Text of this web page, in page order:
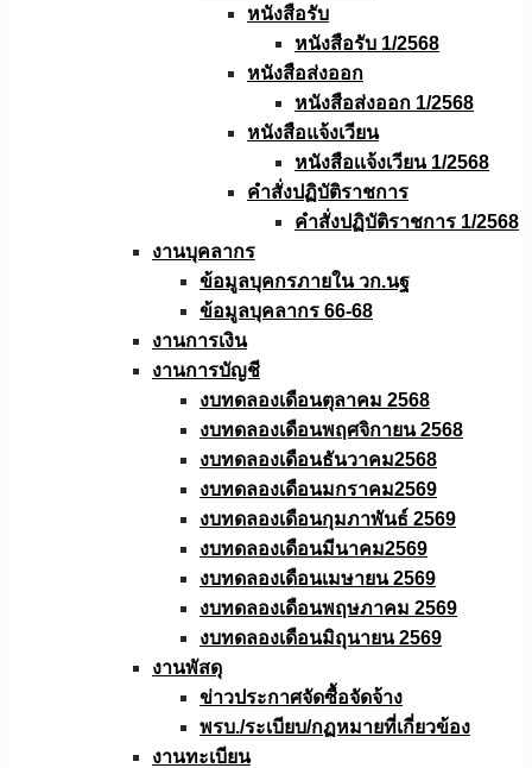
หนังสือรับ
หนังสือรับ 1/2568
หนังสือส่งออก
หนังสือส่งออก 1/2568
หนังสือแจ้งเวียน
หนังสือเเจ้งเวียน 1/2568
คำสั่งปฏิบัติราชการ
คำสั่งปฏิบัติราชการ 1/2568
งานบุคลากร
ข้อมูลบุคกรภายใน วก.นฐ
ข้อมูลบุคลากร 66-68
งานการเงิน
งานการบัญชี
งบทดลองเดือนตุลาคม 2568
งบทดลองเดือนพฤศจิกายน 2568
งบทดลองเดือนธันวาคม2568
งบทดลองเดือนมกราคม2569
งบทดลองเดือนกุมภาพันธ์ 2569
งบทดลองเดือนมีนาคม2569
งบทดลองเดือนเมษายน 2569
งบทดลองเดือนพฤษภาคม 2569
งบทดลองเดือนมิถุนายน 2569
งานพัสดุ
ข่าวประกาศจัดซื้อจัดจ้าง
พรบ./ระเบียบ/กฏหมายที่เกี่ยวข้อง
งานทะเบียน